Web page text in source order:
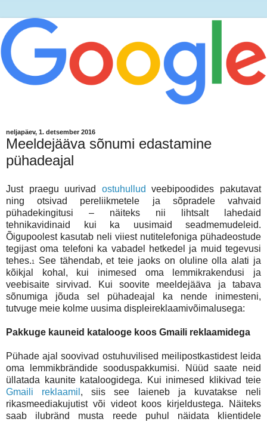
neljapäev, 1. detsember 2016
Meeldejääva sõnumi edastamine
pühadeajal
Just praegu uurivad ostuhullud
veebipoodides pakutavat
ning otsivad pereliikmetele ja sõpradele vahvaid
pühadekingitusi – näiteks nii lihtsalt lahedaid
tehnikavidinaid kui ka uusimaid seadmemudeleid.
Õigupoolest kasutab neli viiest nutitelefoniga pühadeostude
tegijast oma telefoni ka vabadel hetkedel ja muid tegevusi
tehes.1
See tähendab, et teie jaoks on oluline olla alati ja
kõikjal kohal, kui inimesed oma lemmikrakendusi ja
veebisaite sirvivad. Kui soovite meeldejääva ja tabava
sõnumiga jõuda sel pühadeajal ka nende inimesteni,
tutvuge meie kolme uusima displeireklaamivõimalusega:
Pakkuge kauneid katalooge koos Gmaili reklaamidega
Pühade ajal soovivad ostuhuvilised meilipostkastidest leida
oma lemmikbrändide sooduspakkumisi. Nüüd saate neid
üllatada kaunite kataloogidega. Kui inimesed klikivad teie
Gmaili reklaamil , siis see laieneb ja kuvatakse neli
rikasmeediakujutist või videot koos kirjeldustega. Näiteks
saab ilubränd musta reede puhul näidata klientidele